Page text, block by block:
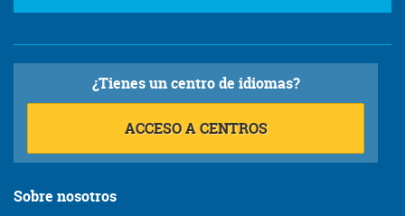
¿Tienes un centro de idiomas?
ACCESO A CENTROS
Sobre nosotros